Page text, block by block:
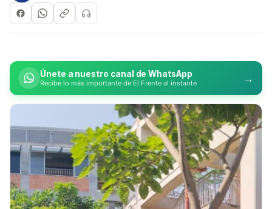
Únete a nuestro canal de WhatsApp
Recibe lo más importante de El Frente al instante →